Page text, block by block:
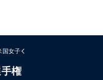
国女子
権